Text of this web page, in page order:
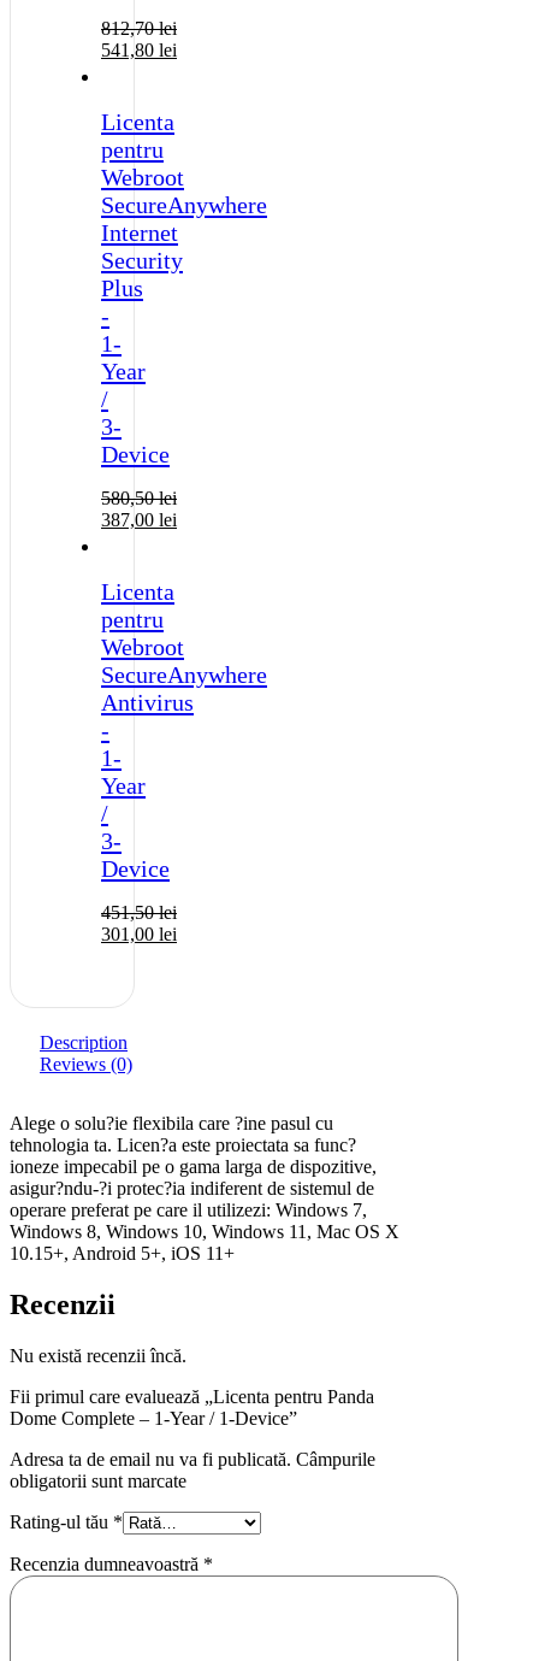
812,70lei
541,80 lei
Licenta
pentru
Webroot
SecureAnywhere
Internet
Security
Plus
-
1-
Year
/
3-
Device
580,50lei
387,00 lei
Licenta
pentru
Webroot
SecureAnywhere
Antivirus
-
1-
Year
/
3-
Device
451,50lei
301,00 lei
Description
Reviews (0)
Alege o solu?ie flexibila care ?ine pasul cu
tehnologia ta. Licen?a este proiectata sa func?
ioneze impecabil pe o gama larga de dispozitive,
asigur?ndu-?i protec?ia indiferent de sistemul de
operare preferat pe care il utilizezi: Windows 7,
Windows 8, Windows 10, Windows 11, Mac OS X
10.15+, Android 5+, iOS 11+
Recenzii
Nu există recenzii încă.
Fii primul care evaluează „Licenta pentru Panda
Dome Complete – 1-Year / 1-Device”
Adresa ta de email nu va fi publicată. Câmpurile
obligatorii sunt marcate
Rating-ul tău *
Recenzia dumneavoastră *